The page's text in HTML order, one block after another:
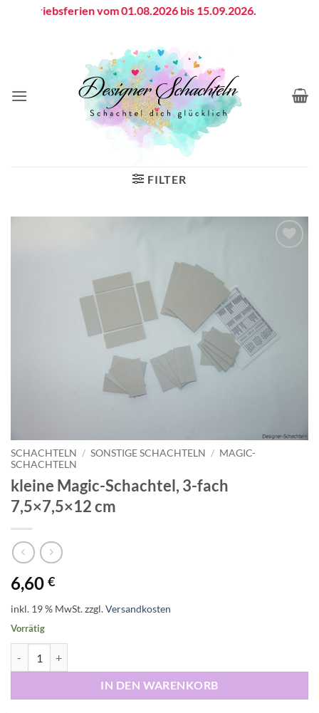
Betriebsferien vom 01.08.2026 bis 15.09.2026.
FILTER
SCHACHTELN / SONSTIGE SCHACHTELN / MAGIC-
SCHACHTELN
kleine Magic-Schachtel, 3-fach
7,5×7,5×12 cm
6,60 €
inkl. 19 % MwSt.zzgl.Versandkosten
Vorrätig
IN DEN WARENKORB